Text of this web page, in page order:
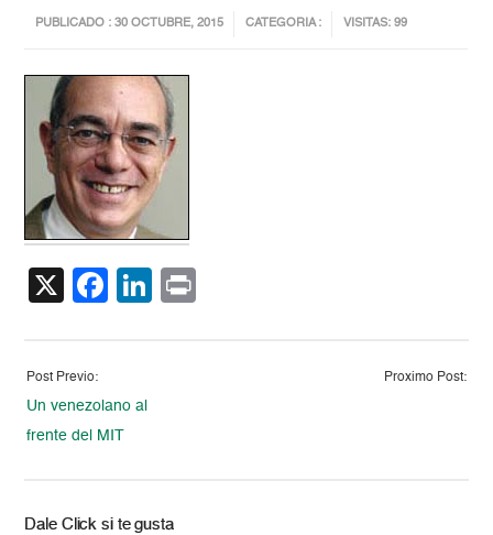
PUBLICADO : 30 OCTUBRE, 2015 CATEGORIA : VISITAS: 99
X Facebook
LinkedIn
Post Previo:
Un venezolano al
frente del MIT
Proximo Post:
Dale Click si te gusta